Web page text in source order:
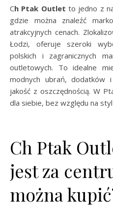
Ch Ptak Outlet to jedno z
gdzie można znaleźć
atrakcyjnych cenach.
Łodzi, oferuje szeroki
polskich i zagranicznych
outletowych. To idealne
modnych ubrań, dodatków
jakość z oszczędnością. W
dla siebie, bez względu na
Ch Ptak
jest za
można